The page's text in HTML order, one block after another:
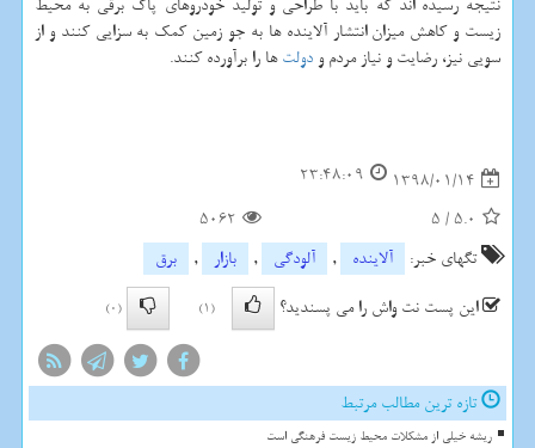
نتیجه رسیده اند كه باید با طراحی و تولید خودروهای پاك برقی به محیط
زیست و كاهش میزان انتشار آلاینده ها به جو زمین كمك به سزایی كنند و از
سویی نیز، رضایت و نیاز مردم و دولتها را برآورده كنند.
1398/01/14
23:48:09
5.0
/
5
5062
تگهای خبر:
آلاینده , آلودگی , بازار ,
برق
این پست نت واش را می پسندید؟
(1)
(0)
تازه ترین مطالب مرتبط
ریشه خیلی از مشکلات محیط زیست فرهنگی است